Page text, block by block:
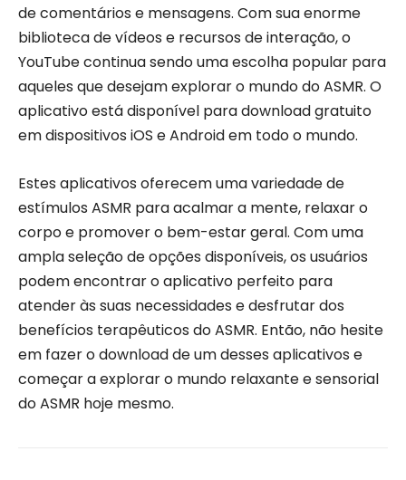
de comentários e mensagens. Com sua enorme
biblioteca de vídeos e recursos de interação, o
YouTube continua sendo uma escolha popular para
aqueles que desejam explorar o mundo do ASMR. O
aplicativo está disponível para download gratuito
em dispositivos iOS e Android em todo o mundo.
Estes aplicativos oferecem uma variedade de
estímulos ASMR para acalmar a mente, relaxar o
corpo e promover o bem-estar geral. Com uma
ampla seleção de opções disponíveis, os usuários
podem encontrar o aplicativo perfeito para
atender às suas necessidades e desfrutar dos
benefícios terapêuticos do ASMR. Então, não hesite
em fazer o download de um desses aplicativos e
começar a explorar o mundo relaxante e sensorial
do ASMR hoje mesmo.